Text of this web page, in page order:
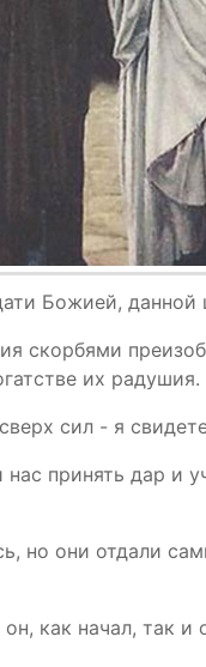
Божией,
скорбями
их радушия.
сил - я
принять дар и
но они отдали
как начал, так и